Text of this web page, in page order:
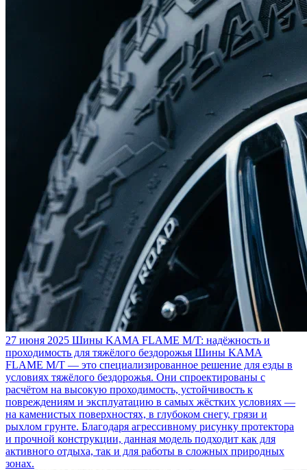
27 июня 2025 Шины KAMA FLAME M/T: надёжность и
проходимость для тяжёлого бездорожья Шины KAMA
FLAME M/T — это специализированное решение для езды в
условиях тяжёлого бездорожья. Они спроектированы с
расчётом на высокую проходимость, устойчивость к
повреждениям и эксплуатацию в самых жёстких условиях —
на каменистых поверхностях, в глубоком снегу, грязи и
рыхлом грунте. Благодаря агрессивному рисунку протектора
и прочной конструкции, данная модель подходит как для
активного отдыха, так и для работы в сложных природных
зонах.